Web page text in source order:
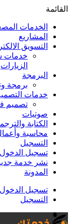
القائمة
الخدمات
المشاريع
التسويق
خدمات
الزيارات
البرمجة
برمجة
خدمات
تصميم
صوتيات
الكتابة
محاسبة
التسجيل
تسجيل الدخول
نشر خدمة
المدونة
تسجيل الدخول
التسجيل